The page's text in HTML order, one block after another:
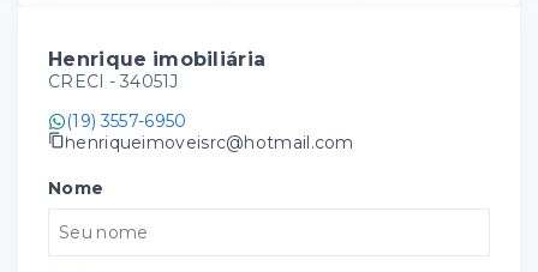
Henrique imobiliária
CRECI - 34051J
(19) 3557-6950
henriqueimoveisrc@hotmail.com
Nome